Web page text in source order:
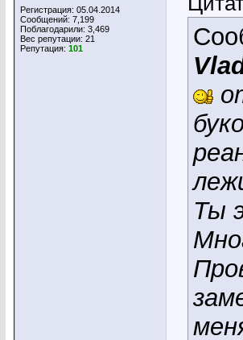
Регистрация: 05.04.2014
Сообщений: 7,199
Поблагодарили: 3,469
Вес репутации: 21
Репутация: 101
Ты